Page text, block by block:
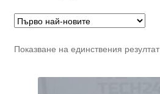
Показване на единствения резултат